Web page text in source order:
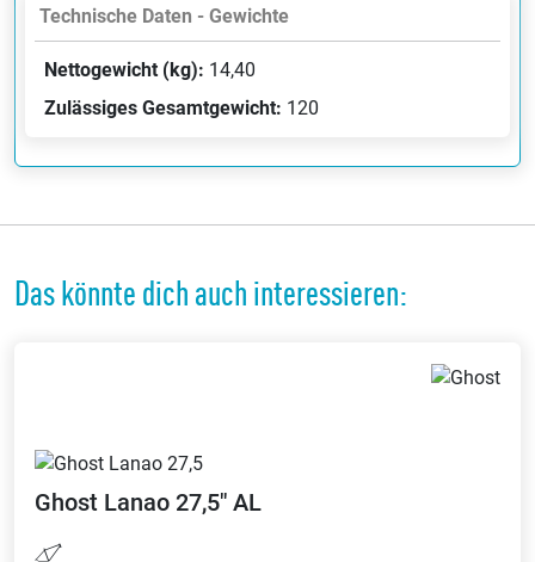
Technische Daten - Gewichte
Nettogewicht (kg): 14,40
Zulässiges Gesamtgewicht: 120
Das könnte dich auch interessieren:
Ghost Lanao 27,5" AL